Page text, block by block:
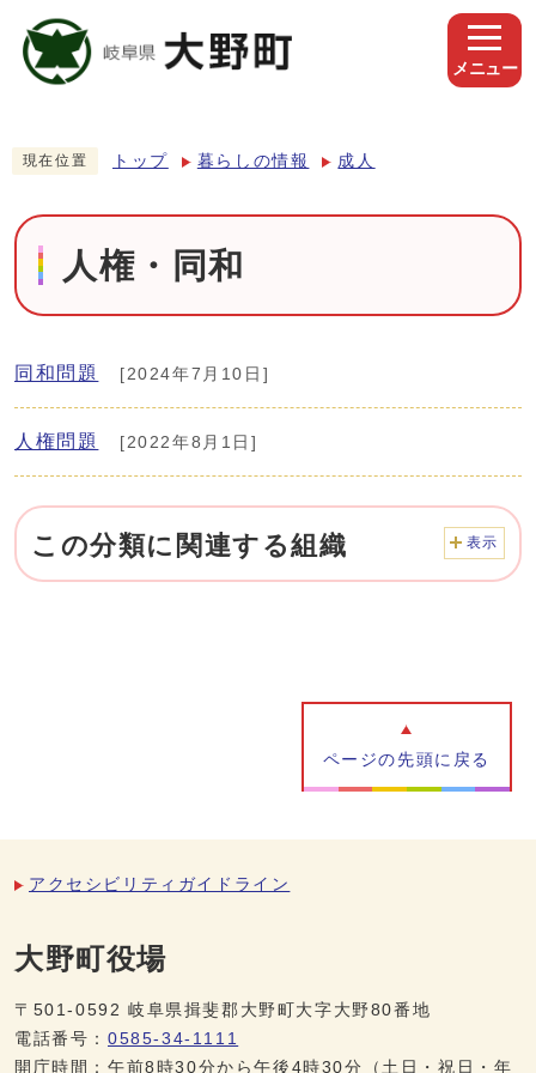
メニュー
現在位置 トップ 暮らしの情報 成人
人権・同和
同和問題 [2024年7月10日]
人権問題 [2022年8月1日]
この分類に関連する組織 表示
ページの先頭に戻る
アクセシビリティガイドライン
大野町役場
〒501-0592 岐阜県揖斐郡大野町大字大野80番地
電話番号： 0585-34-1111
開庁時間：午前8時30分から午後4時30分（土日・祝日・年